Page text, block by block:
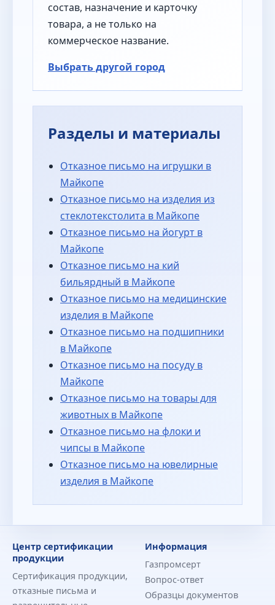
состав, назначение и карточку
товара, а не только на
коммерческое название.
Выбрать другой город
Разделы и материалы
Отказное письмо на игрушки в
Майкопе
Отказное письмо на изделия из
стеклотекстолита в Майкопе
Отказное письмо на йогурт в
Майкопе
Отказное письмо на кий
бильярдный в Майкопе
Отказное письмо на медицинские
изделия в Майкопе
Отказное письмо на подшипники
в Майкопе
Отказное письмо на посуду в
Майкопе
Отказное письмо на товары для
животных в Майкопе
Отказное письмо на флоки и
чипсы в Майкопе
Отказное письмо на ювелирные
изделия в Майкопе
Центр сертификации
продукции
Сертификация продукции,
отказные письма и
Информация
Газпромсерт
Вопрос-ответ
Образцы документов